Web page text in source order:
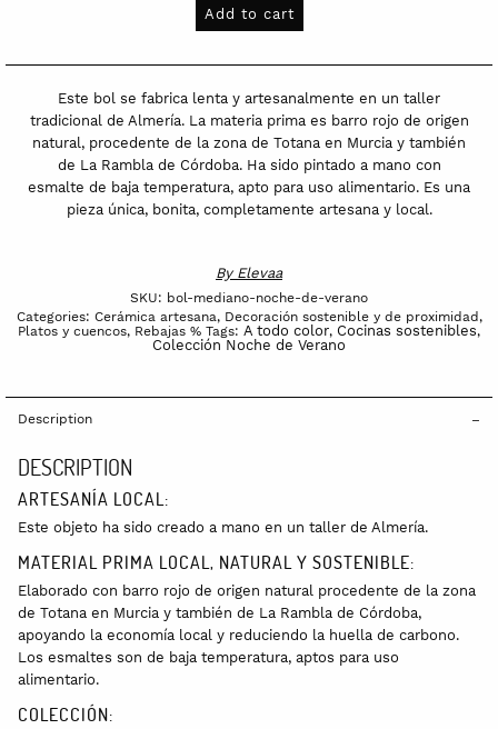
Verano'
quantity
Add to cart
Este bol se fabrica lenta y artesanalmente en un taller
tradicional de Almería. La materia prima es barro rojo de origen
natural, procedente de la zona de Totana en Murcia y también
de La Rambla de Córdoba. Ha sido pintado a mano con
esmalte de baja temperatura, apto para uso alimentario. Es una
pieza única, bonita, completamente artesana y local.
By Elevaa
SKU: bol-mediano-noche-de-verano
Categories: Cerámica artesana, Decoración sostenible y de proximidad,
Platos y cuencos, Rebajas % Tags: A todo color, Cocinas sostenibles,
Colección Noche de Verano
Description
DESCRIPTION
ARTESANÍA LOCAL:
Este objeto ha sido creado a mano en un taller de Almería.
MATERIAL PRIMA LOCAL, NATURAL Y SOSTENIBLE:
Elaborado con barro rojo de origen natural procedente de la zona
de Totana en Murcia y también de La Rambla de Córdoba,
apoyando la economía local y reduciendo la huella de carbono.
Los esmaltes son de baja temperatura, aptos para uso
alimentario.
COLECCIÓN: